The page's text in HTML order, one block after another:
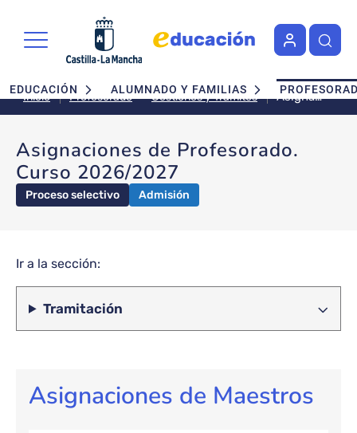
Navegación principal
EDUCACIÓN ALUMNADO Y FAMILIAS
Inicio Profesorado Gestiones y Trámites
Asignaciones
de
Curso
Asignaciones de Profesorado.
Curso 2026/2027
Proceso selectivo Admisión
Ir a la sección:
Tramitación
Asignaciones de Maestros